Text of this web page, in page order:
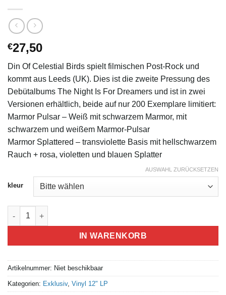
€27,50
Din Of Celestial Birds spielt filmischen Post-Rock und
kommt aus Leeds (UK). Dies ist die zweite Pressung des
Debütalbums The Night Is For Dreamers und ist in zwei
Versionen erhältlich, beide auf nur 200 Exemplare limitiert:
Marmor Pulsar – Weiß mit schwarzem Marmor, mit
schwarzem und weißem Marmor-Pulsar
Marmor Splattered – transviolette Basis mit hellschwarzem
Rauch + rosa, violetten und blauen Splatter
kleur
AUSWAHL ZURÜCKSETZEN
Din Of Celestial Birds - The Night Is For Dreamers Anzahl
IN WARENKORB
Artikelnummer: Niet beschikbaar
Kategorien: Exklusiv, Vinyl 12" LP